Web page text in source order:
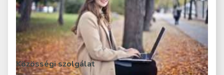
Közösségi szolgálat